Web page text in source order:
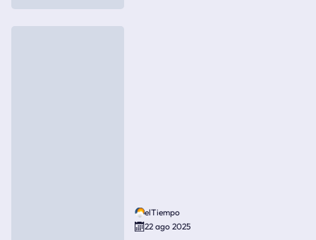
elTiempo
22 ago 2025